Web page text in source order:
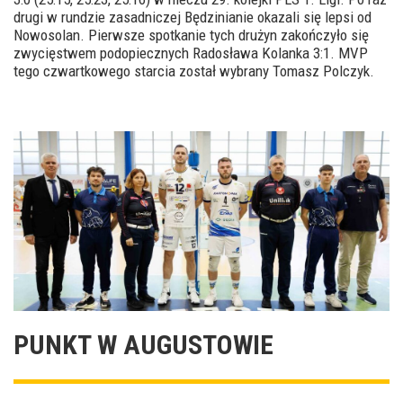
drugi w rundzie zasadniczej Będzinianie okazali się lepsi od
Nowosolan. Pierwsze spotkanie tych drużyn zakończyło się
zwycięstwem podopiecznych Radosława Kolanka 3:1. MVP
tego czwartkowego starcia został wybrany Tomasz Polczyk.
PUNKT W AUGUSTOWIE